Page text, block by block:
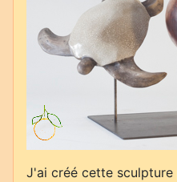
J'ai créé cette sculpture